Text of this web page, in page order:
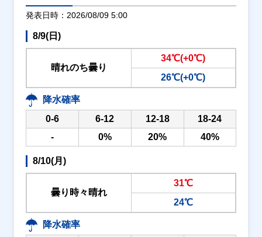
発表日時：2026/08/09 5:00
8/9(日)
晴れのち曇り
34℃(+0℃)
26℃(+0℃)
降水確率
0-6
6-12 12-18
18-24
-
0% 20% 40%
8/10(月)
曇り時々晴れ
31℃
24℃
降水確率